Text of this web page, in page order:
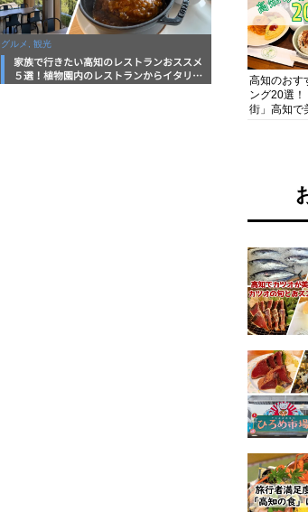
グルメ, 観光
家族で行きたい高知のレストランおススメ
５選！植物園内のレストランからイタリア
高知のおす
ング20選
街」高知で